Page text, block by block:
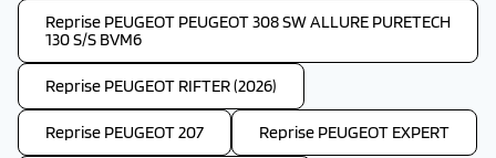
Reprise PEUGEOT PEUGEOT 308 SW ALLURE PURETECH
130 S/S BVM6
Reprise PEUGEOT RIFTER (2026)
Reprise PEUGEOT 207 Reprise PEUGEOT EXPERT